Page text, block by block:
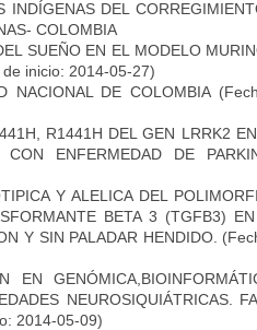
DEL
COLOMBIA
SUEÑO EN EL MODELO
inicio: 2014-05-27)
NACIONAL DE COLOMBIA
R1441H DEL GEN LRRK2
ENFERMEDAD DE
Y ALELICA DEL
BETA 3 (TGFB3)
Y SIN PALADAR HENDIDO.
EN
NEUROSIQUIÁTRICAS.
2014-05-09)